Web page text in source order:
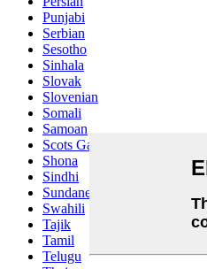
Punjabi
Serbian
Sesotho
Sinhala
Slovak
Slovenian
Somali
Samoan
Scots Gaelic
Shona
Sindhi
Sundanese
Swahili
Tajik
Tamil
Telugu